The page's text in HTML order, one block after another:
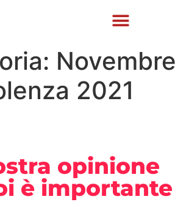
Novembre
2021
opinione
è importante